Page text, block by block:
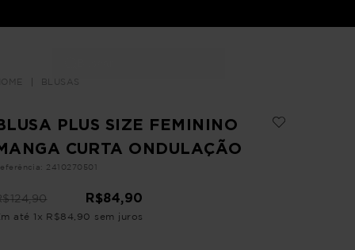
BLUSAS
PLUS SIZE FEMININO
CURTA ONDULAÇÃO
: 2410270501
124,90 R$84,90
até 1 x R$84 90 sem juros